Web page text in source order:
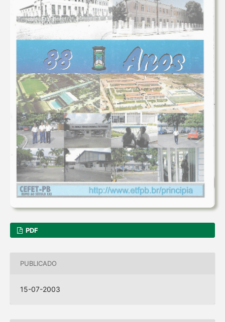
PDF
PUBLICADO
15-07-2003